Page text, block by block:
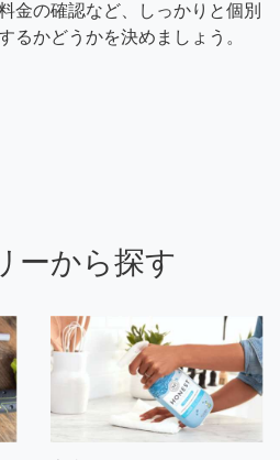
金の確認など、しっかりと個別
るかどうかを決めましょう。
ーから探す